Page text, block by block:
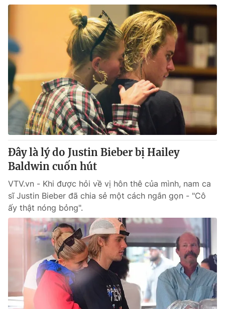
Đây là lý do Justin Bieber bị Hailey
Baldwin cuốn hút
VTV.vn - Khi được hỏi về vị hôn thê của mình, nam ca
sĩ Justin Bieber đã chia sẻ một cách ngắn gọn - "Cô
ấy thật nóng bỏng".